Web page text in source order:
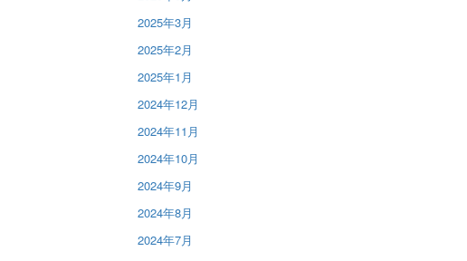
2025年3月
2025年2月
2025年1月
2024年12月
2024年11月
2024年10月
2024年9月
2024年8月
2024年7月